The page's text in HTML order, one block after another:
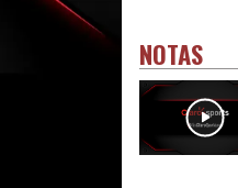
NOTAS